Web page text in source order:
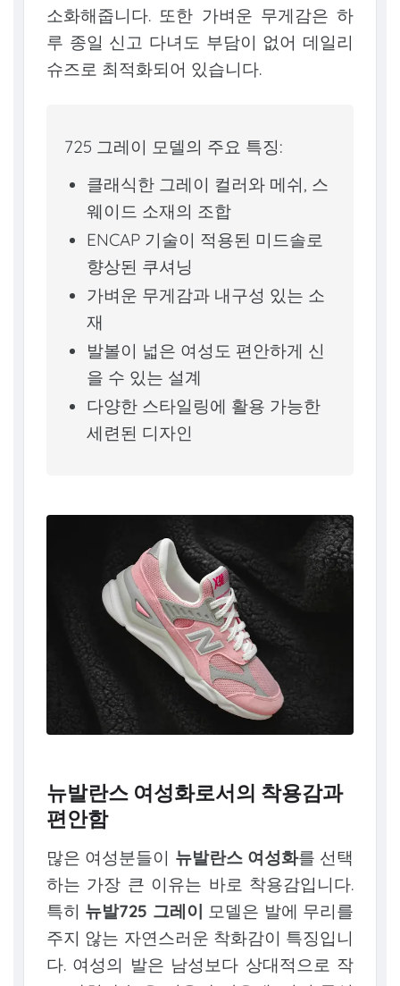
소화해줍니다. 또한 가벼운 무게감은 하
루 종일 신고 다녀도 부담이 없어 데일리
슈즈로 최적화되어 있습니다.
725 그레이 모델의 주요 특징:
클래식한 그레이 컬러와 메쉬, 스
웨이드 소재의 조합
ENCAP 기술이 적용된 미드솔로
향상된 쿠셔닝
가벼운 무게감과 내구성 있는 소
재
발볼이 넓은 여성도 편안하게 신
을 수 있는 설계
다양한 스타일링에 활용 가능한
세련된 디자인
뉴발란스 여성화로서의 착용감과
편안함
많은 여성분들이 뉴발란스 여성화를 선택
하는 가장 큰 이유는 바로 착용감입니다.
특히 뉴발725 그레이 모델은 발에 무리를
주지 않는 자연스러운 착화감이 특징입니
다. 여성의 발은 남성보다 상대적으로 작